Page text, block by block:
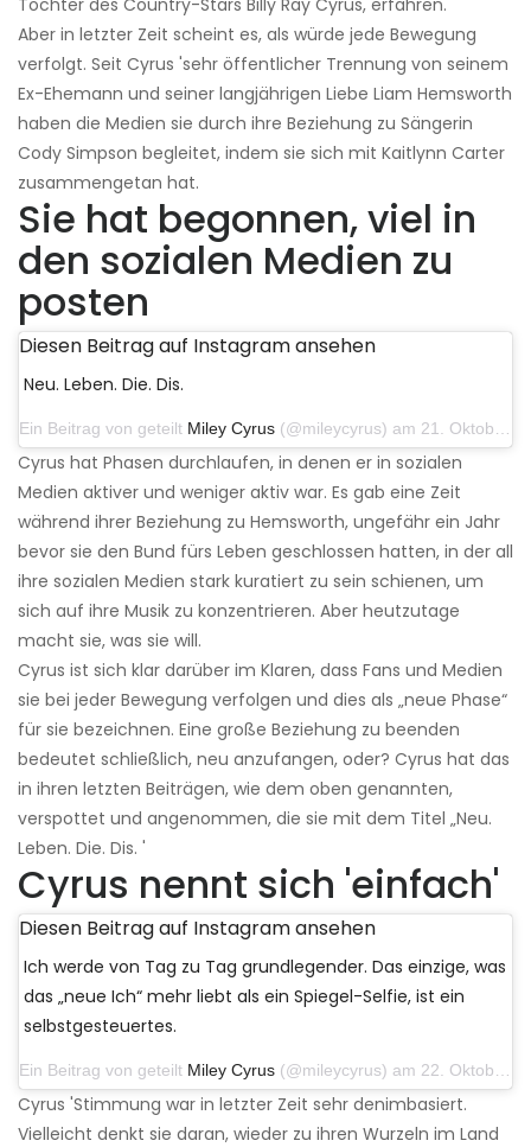
Aber in letzter Zeit scheint es, als würde jede Bewegung
verfolgt. Seit Cyrus 'sehr öffentlicher Trennung von seinem
Ex-Ehemann und seiner langjährigen Liebe Liam Hemsworth
haben die Medien sie durch ihre Beziehung zu Sängerin
Cody Simpson begleitet, indem sie sich mit Kaitlynn Carter
zusammengetan hat.
Sie hat begonnen, viel in
den sozialen Medien zu
posten
Diesen Beitrag auf Instagram ansehen
Neu. Leben. Die. Dis.
Ein Beitrag von geteilt Miley Cyrus (@mileycyrus) am 21. Oktober 2019 um 12:31 Uhr PDT
Cyrus hat Phasen durchlaufen, in denen er in sozialen
Medien aktiver und weniger aktiv war. Es gab eine Zeit
während ihrer Beziehung zu Hemsworth, ungefähr ein Jahr
bevor sie den Bund fürs Leben geschlossen hatten, in der all
ihre sozialen Medien stark kuratiert zu sein schienen, um
sich auf ihre Musik zu konzentrieren. Aber heutzutage
macht sie, was sie will.
Cyrus ist sich klar darüber im Klaren, dass Fans und Medien
sie bei jeder Bewegung verfolgen und dies als „neue Phase“
für sie bezeichnen. Eine große Beziehung zu beenden
bedeutet schließlich, neu anzufangen, oder? Cyrus hat das
in ihren letzten Beiträgen, wie dem oben genannten,
verspottet und angenommen, die sie mit dem Titel „Neu.
Leben. Die. Dis. '
Cyrus nennt sich 'einfach'
Diesen Beitrag auf Instagram ansehen
Ich werde von Tag zu Tag grundlegender. Das einzige, was
das „neue Ich“ mehr liebt als ein Spiegel-Selfie, ist ein
selbstgesteuertes.
Ein Beitrag von geteilt Miley Cyrus (@mileycyrus) am 22. Oktober 2019 um 11:39 Uhr PDT
Cyrus 'Stimmung war in letzter Zeit sehr denimbasiert.
Vielleicht denkt sie daran, wieder zu ihren Wurzeln im Land